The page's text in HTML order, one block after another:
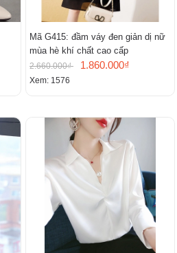
Mã G415: đầm váy đen giản dị nữ
mùa hè khí chất cao cấp
2.660.000₫ 1.860.000₫
Xem: 1576